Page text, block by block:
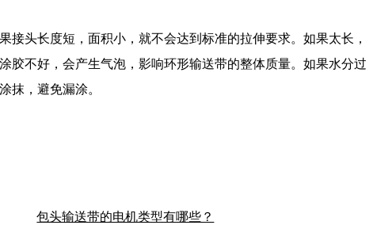
头长度短，面积小，就不会达到标准的拉伸要求。如果太长，
胶不好，会产生气泡，影响环形输送带的整体质量。如果水分过
抹，避免漏涂。
包头输送带的电机类型有哪些？